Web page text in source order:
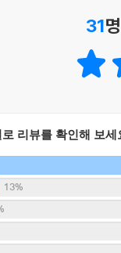
로 100킬로미터를
잘 이해되지 않을
쉼과 함께 채움이
하고, 정원을 가꾸는
행복의 감각을 되돌
시간
31
로 리뷰를 확인해 보세
13%